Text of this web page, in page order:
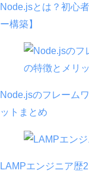
Node.jsとは？初心
ー構築】
Node.jsのフレーム
ットまとめ
LAMPエンジニア歴